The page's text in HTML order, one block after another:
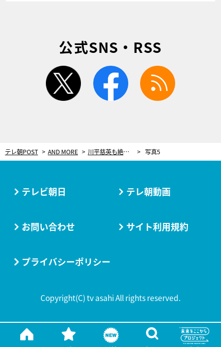
公式SNS・RSS
twitter facebook
テレ朝POST AND MORE 川平慈英も絶賛な解説者たちの芝居に注目！アジア予選「突パ」盛り上げる動画公開！ 写真5
テレビ朝日 テレ朝動画
お問い合わせ サイト利用規約
プライバシーポリシー
Copyright(C) tv asahi All rights reserved.